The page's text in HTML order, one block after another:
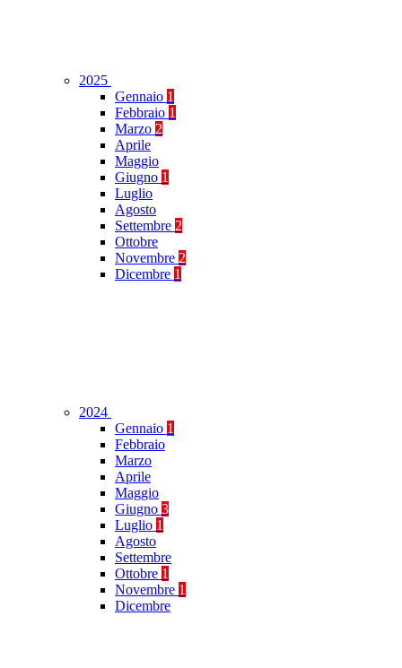
2025
Gennaio 1
Febbraio 1
Marzo 2
Aprile
Maggio
Giugno 1
Luglio
Agosto
Settembre 2
Ottobre
Novembre 2
Dicembre 1
2024
Gennaio 1
Febbraio
Marzo
Aprile
Maggio
Giugno 3
Luglio 1
Agosto
Settembre
Ottobre 1
Novembre 1
Dicembre